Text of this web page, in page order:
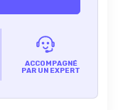
ACCOMPAGNÉ
PAR UN EXPERT